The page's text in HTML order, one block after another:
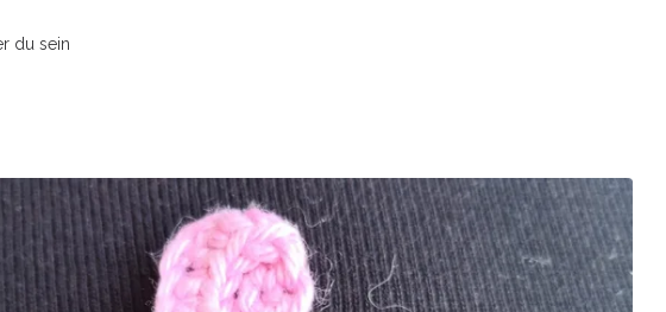
du sein